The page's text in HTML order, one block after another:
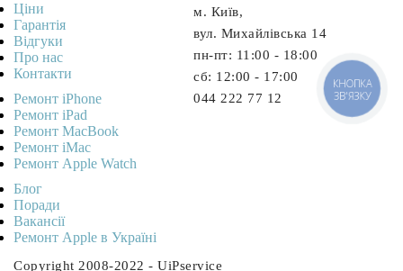
м. Київ,
вул. Михайлівська 14
пн-пт: 11:00 - 18:00
cб: 12:00 - 17:00
044 222 77 12
Ціни
Гарантія
Відгуки
Про нас
Контакти
Ремонт iPhone
Ремонт iPad
Ремонт MacBook
Ремонт iMac
Ремонт Apple Watch
Блог
Поради
Вакансії
Ремонт Apple в Україні
Copyright 2008-2022 - UiPservice
КНОПКА
ЗВ'ЯЗКУ